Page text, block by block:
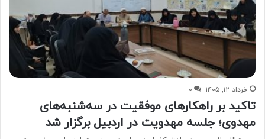
خرداد ۱۲, ۱۴۰۵ ۰
تاکید بر راهکارهای موفقیت در سه‌شنبه‌های
مهدوی؛ جلسه مهدویت در اردبیل برگزار شد